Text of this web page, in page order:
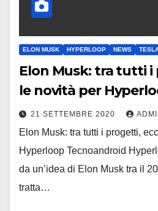
ELON MUSK HYPERLOOP NEWS
Elon Musk: tra tutti i
le novità per
21 SETTEMBRE 2020
Elon Musk: tra tutti i progetti,
Hyperloop Tecnoandroid
da un’idea di Elon Musk tra il
tratta…